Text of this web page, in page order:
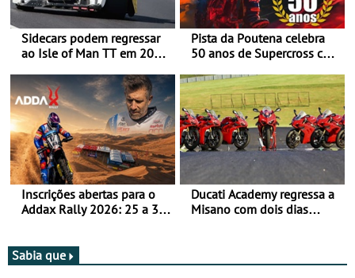
Sidecars podem regressar
ao Isle of Man TT em 2027
Pista da Poutena celebra
50 anos de Supercross com
de agosto
Inscrições abertas para o
Addax Rally 2026: 25 a 30
Bianchi Prata
Ducati Academy regressa a
Misano com dois dias
Circuit
Sabia que